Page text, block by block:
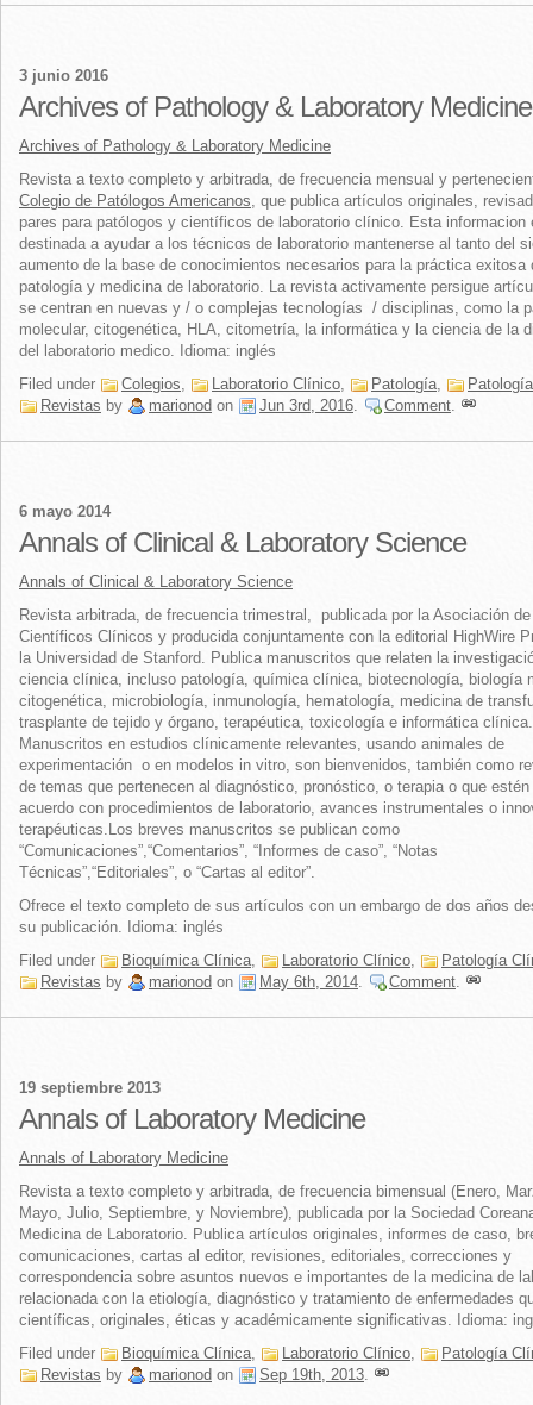
3 junio 2016
Archives of Pathology & Laboratory Medicine
Archives of Pathology & Laboratory Medicine
Revista a texto completo y arbitrada, de frecuencia mensual y
Colegio de Patólogos Americanos, que publica artículos originales,
pares para patólogos y científicos de laboratorio clínico. Esta informacion
destinada a ayudar a los técnicos de laboratorio mantenerse al tanto del
aumento de la base de conocimientos necesarios para la práctica exitosa
patología y medicina de laboratorio. La revista activamente persigue
se centran en nuevas y / o complejas tecnologías / disciplinas, como la
molecular, citogenética, HLA, citometría, la informática y la ciencia de la
del laboratorio medico. Idioma: inglés
Filed under
Colegios, Laboratorio Clínico, Patología,
Revistas by marionod on Jun 3rd, 2016. Comment.
6 mayo 2014
Annals of Clinical & Laboratory Science
Annals of Clinical & Laboratory Science
Revista arbitrada, de frecuencia trimestral, publicada por la Asociación de
Científicos Clínicos y producida conjuntamente con la editorial HighWire
la Universidad de Stanford. Publica manuscritos que relaten la
ciencia clínica, incluso patología, química clínica, biotecnología, biología
citogenética, microbiología, inmunología, hematología, medicina de
trasplante de tejido y órgano, terapéutica, toxicología e informática clínica.
Manuscritos en estudios clínicamente relevantes, usando animales de
experimentación o en modelos in vitro, son bienvenidos, también como
de temas que pertenecen al diagnóstico, pronóstico, o terapia o que
acuerdo con procedimientos de laboratorio, avances instrumentales o
terapéuticas.Los breves manuscritos se publican como
“Comunicaciones”,“Comentarios”, “Informes de caso”, “Notas
Técnicas”,“Editoriales”, o “Cartas al editor”.
Ofrece el texto completo de sus artículos con un embargo de dos años
su publicación. Idioma: inglés
Filed under
Bioquímica Clínica, Laboratorio Clínico,
Patología
Revistas by marionod on May 6th, 2014. Comment.
19 septiembre 2013
Annals of Laboratory Medicine
Annals of Laboratory Medicine
Revista a texto completo y arbitrada, de frecuencia bimensual (Enero,
Mayo, Julio, Septiembre, y Noviembre), publicada por la Sociedad
Medicina de Laboratorio. Publica artículos originales, informes de caso,
comunicaciones, cartas al editor, revisiones, editoriales, correcciones y
correspondencia sobre asuntos nuevos e importantes de la medicina de
relacionada con la etiología, diagnóstico y tratamiento de enfermedades
científicas, originales, éticas y académicamente significativas. Idioma:
Filed under
Bioquímica Clínica, Laboratorio Clínico,
Patología
Revistas by marionod on Sep 19th, 2013.